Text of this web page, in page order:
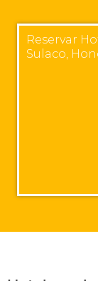
Reservar
Sulaco,